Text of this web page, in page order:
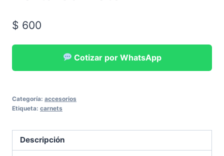
$ 600
Cotizar por WhatsApp
Categoría: accesorios
Etiqueta: carnets
Descripción